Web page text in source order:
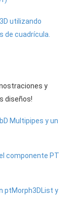
utilizando
de cuadrícula.
y
diseños!
Multipipes y un
componente PT
ptMorph3DList y